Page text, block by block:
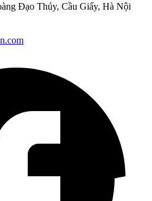
Đạo Thúy, Cầu Giấy, Hà Nội